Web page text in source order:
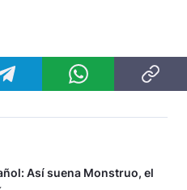
Así suena Monstruo, el